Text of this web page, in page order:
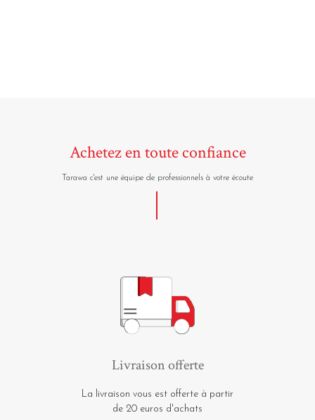
Achetez en toute confiance
Tarawa c'est une équipe de professionnels à votre écoute
Livraison offerte
La livraison vous est offerte à partir
de 20 euros d'achats